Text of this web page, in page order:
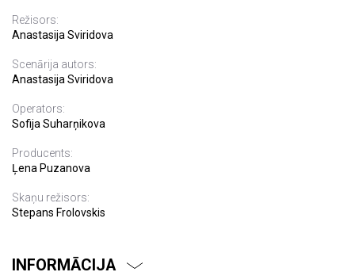
Režisors:
Anastasija Sviridova
Scenārija autors:
Anastasija Sviridova
Operators:
Sofija Suharņikova
Producents:
Ļena Puzanova
Skaņu režisors:
Stepans Frolovskis
INFORMĀCIJA